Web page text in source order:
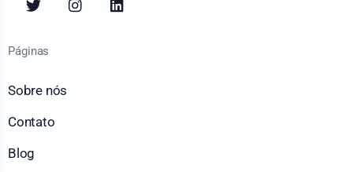
Páginas
Sobre nós
Contato
Blog